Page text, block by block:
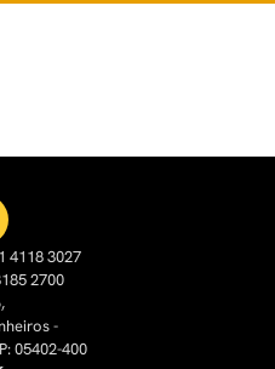
4118 3027
2700
-
05402-400